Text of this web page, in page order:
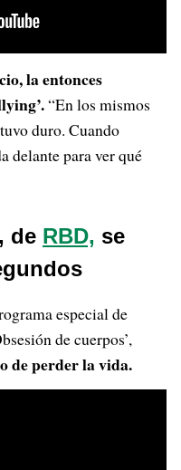
la entonces
“En los mismos
duro. Cuando
delante para ver qué
de RBD, se
especial de
de cuerpos’,
de perder la vida.